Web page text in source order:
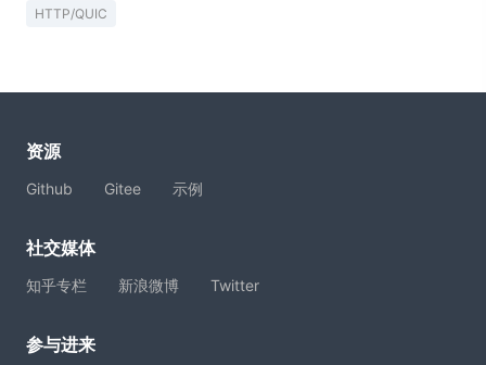
HTTP/QUIC
资源
Github Gitee 示例
社交媒体
知乎专栏 新浪微博 Twitter
参与进来